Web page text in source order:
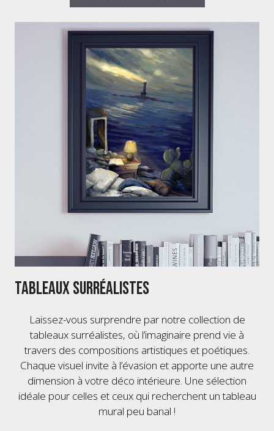
Tableaux Surréalistes
Laissez-vous surprendre par notre collection de
tableaux surréalistes, où l’imaginaire prend vie à
travers des compositions artistiques et poétiques.
Chaque visuel invite à l’évasion et apporte une autre
dimension à votre déco intérieure. Une sélection
idéale pour celles et ceux qui recherchent un tableau
mural peu banal !